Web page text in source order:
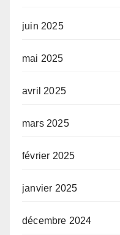
juin 2025
mai 2025
avril 2025
mars 2025
février 2025
janvier 2025
décembre 2024